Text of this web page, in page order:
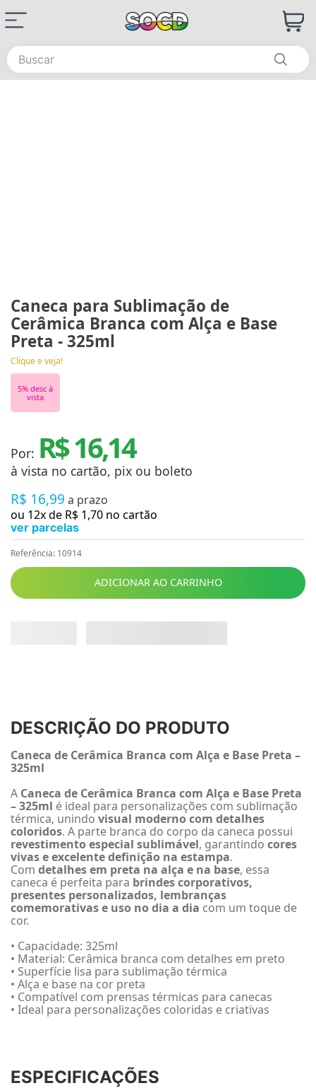
Buscar
Caneca para Sublimação de
Cerâmica Branca com Alça e Base
Preta - 325ml
Clique e veja!
5% desc à
vista
Por: R$ 16,14
à vista no cartão, pix ou boleto
R$ 16,99 a prazo
ou 12x de R$ 1,70 no cartão
ver parcelas
Referência: 10914
ADICIONAR AO CARRINHO
DESCRIÇÃO DO PRODUTO
Caneca de Cerâmica Branca com Alça e Base Preta –
325ml
A Caneca de Cerâmica Branca com Alça e Base Preta
– 325ml é ideal para personalizações com sublimação
térmica, unindo visual moderno com detalhes
coloridos. A parte branca do corpo da caneca possui
revestimento especial sublimável, garantindo cores
vivas e excelente definição na estampa.
Com detalhes em preta na alça e na base, essa
caneca é perfeita para brindes corporativos,
presentes personalizados, lembranças
comemorativas e uso no dia a dia com um toque de
cor.
• Capacidade: 325ml
• Material: Cerâmica branca com detalhes em preto
• Superfície lisa para sublimação térmica
• Alça e base na cor preta
• Compatível com prensas térmicas para canecas
• Ideal para personalizações coloridas e criativas
ESPECIFICAÇÕES